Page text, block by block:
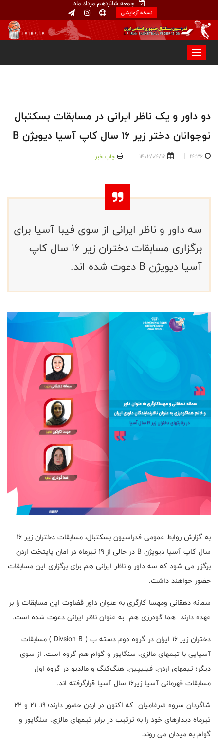
جمعه شانزدهم مرداد ماه
نسخه آزمایشی
دو داور و یک ناظر ایرانی در مسابقات بسکتبال
نوجوانان دختر زیر ۱۶ سال کاپ آسیا دیویژن B
14:36
1402/04/16 چاپ خبر
سه داور و ناظر ایرانی از سوی فیبا آسیا برای
برگزاری مسابقات دختران زیر ۱۶ سال کاپ
آسیا دیویژن B دعوت شده اند.
به گزارش روابط عمومی فدراسیون بسکتبال، مسابقات دختران زیر ۱۶
سال کاپ آسیا دیویژن B در حالی از ۱۹ تیرماه در امان پایتخت اردن
برگزار می شود که سه داور و ناظر ایرانی هم برای برگزاری این مسابقات
حضور خواهند داشت.
سمانه دهقانی ومهسا کارگری به عنوان داور قضاوت این مسابقات را بر
عهده دارند هما گودرزی هم به عنوان ناظر ایرانی دعوت شده است.
دختران زیر ۱۶ ایران در گروه دوم دسته ب ( Divsion B ) مسابقات
آسیایی با تیمهای مالزی، سنگاپور و گوام هم گروه است. از سوی
دیگر؛ تیمهای اردن، فیلیپین، هنگ‌کنگ و مالدیو در گروه اول
مسابقات قهرمانی آسیا زیر۱۶ سال آسیا قرارگرفته اند.
شاگردان سروه ضرغامیان که اکنون در اردن حضور دارند؛ ۱۹. ۲۱ و ۲۲
تیرماه دیدارهای خود را به ترتیب در برابر تیمهای مالزی، سنگاپور و
گوام به میدان می روند.